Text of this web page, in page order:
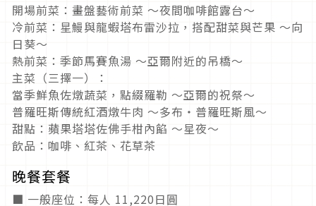
開場前菜：畫盤藝術前菜 ～夜間咖啡館露台～
冷前菜：星鰻與龍蝦塔布雷沙拉，搭配甜菜與芒果 ～向
日葵～
熱前菜：季節馬賽魚湯 ～亞爾附近的吊橋～
主菜（三擇一）：
當季鮮魚佐燉蔬菜，點綴羅勒 ～亞爾的祝祭～
普羅旺斯傳統紅酒燉牛肉 ～多布・普羅旺斯風～
甜點：蘋果塔塔佐佛手柑內餡 ～星夜～
飲品：咖啡、紅茶、花草茶
晚餐套餐
■ 一般座位：每人 11,220日圓